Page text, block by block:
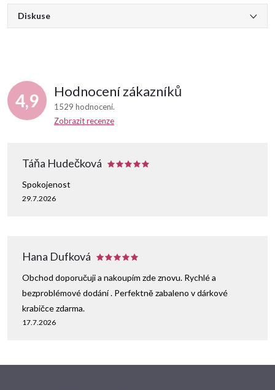
Diskuse
4,9 Hodnocení zákazníků
1529 hodnocení
Zobrazit recenze
Táňa Hudečková
29.7.2026
Spokojenost
Hana Dufková
17.7.2026
Obchod doporučuji a nakoupím zde znovu. Rychlé a
bezproblémové dodání . Perfektně zabaleno v dárkové
krabičce zdarma.